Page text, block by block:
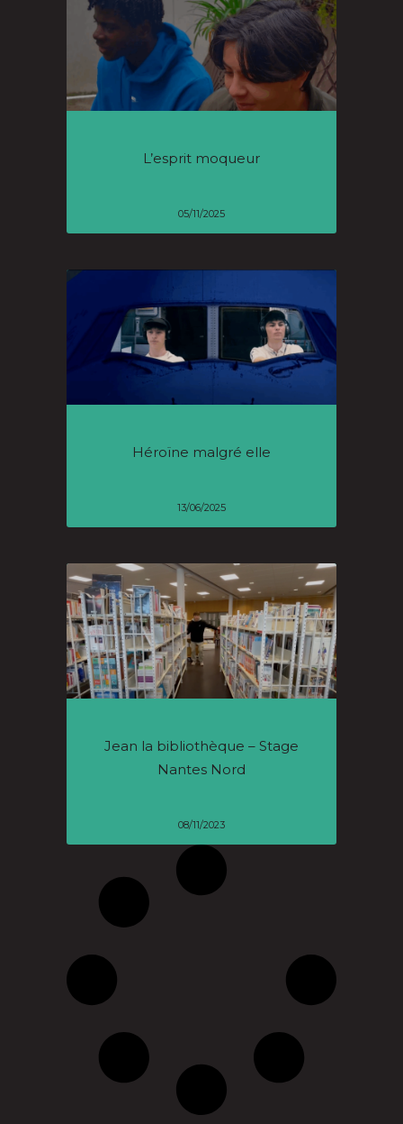
L’esprit moqueur
05/11/2025
Héroïne malgré elle
13/06/2025
Jean la bibliothèque – Stage
Nantes Nord
08/11/2023